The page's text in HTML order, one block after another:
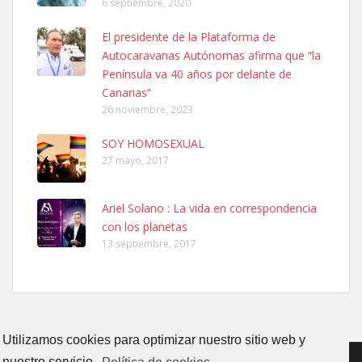
Utilizamos cookies para optimizar nuestro sitio web y
Ninfa perdida
El día 5 se los perdió una ninfa papillera, asustada tiene miedo a la
calle, se perdió por la zon...
Leales.org » Gran Canaria | 6.7.2025
Adopcion
Leales.org » Gran Canaria | 4.7.2025
6 septiembre, 2020
El presidente de la Plataforma de
Autocaravanas Autónomas afirma que “la
Península va 40 años por delante de
Canarias”
26 noviembre, 2023
SOY HOMOSEXUAL
27 mayo, 2017
Ariel Solano : La vida en correspondencia
con los planetas
13 septiembre, 2017